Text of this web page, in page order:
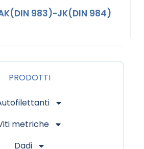
PRODOTTI
metriche
Dadi
983)-JK(DIN 984)